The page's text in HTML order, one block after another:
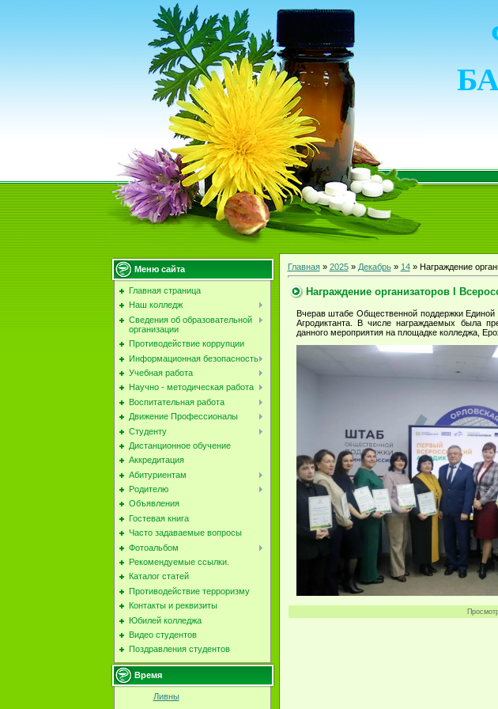
Меню сайта
Главная страница
Наш колледж
Сведения об образовательной
организации
Противодействие коррупции
Информационная безопасность
Учебная работа
Научно - методическая работа
Воспитательная работа
Движение Профессионалы
Студенту
Дистанционное обучение
Аккредитация
Абитуриентам
Родителю
Объявления
Гостевая книга
Часто задаваемые вопросы
Фотоальбом
Рекомендуемые ссылки.
Каталог статей
Противодействие терроризму
Контакты и реквизиты
Юбилей колледжа
Видео студентов
Поздравления студентов
Время
Ливны
Главная» 2025 » Декабрь » 14» Награждение
Награждение организаторов I
Вчерав штабе Общественной поддержки Единой
Агродиктанта. В числе награждаемых была
данного мероприятия на площадке колледжа,